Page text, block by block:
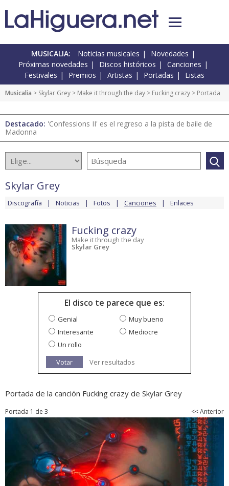
MUSICALIA: Noticias musicales
Novedades
Próximas novedades
Discos históricos
Canciones
Festivales
Premios Artistas Portadas Listas
Musicalia > Skylar Grey > Make it through the day > Fucking crazy > Portada
Destacado: 'Confessions II' es el regreso a la pista de baile de
Madonna
Skylar Grey
Discografía Noticias Fotos Canciones Enlaces
Fucking crazy
Make it through the day
Skylar Grey
El disco te parece que es:
Genial
Muy bueno
Interesante
Mediocre
Un rollo
Votar
Ver resultados
Portada de la canción Fucking crazy de Skylar Grey
Portada 1 de 3 << Anterior